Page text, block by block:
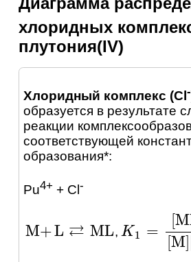
хлоридных
плутония(IV)
Хлоридный комплекс (Cl-
образуется в результате
реакции
соответствующей
образования*:
Pu4+ + Cl-
M+L ⇄ ML
M+L⇄ML , K 1 =
M]
K1= [ML][M]